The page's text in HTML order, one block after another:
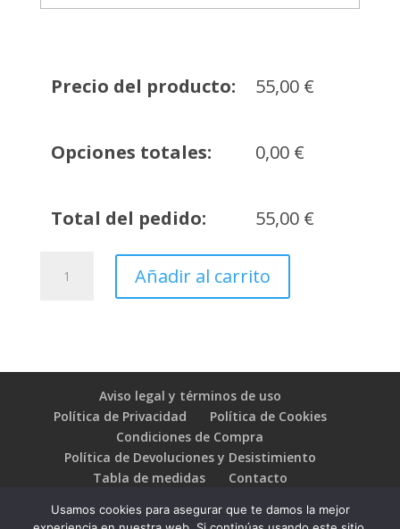
Precio del producto: 55,00 €
Opciones totales: 0,00 €
Total del pedido: 55,00 €
Añadir al carrito
Aviso legal y términos de uso
Política de Privacidad
Política de Cookies
Condiciones de Compra
Política de Devoluciones y Desistimiento
Tabla de medidas
Contacto
Usamos cookies para asegurar que te damos la mejor